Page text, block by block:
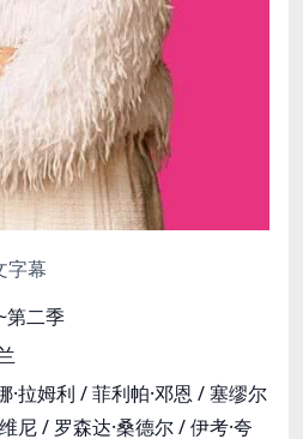
字幕
第二季
·拉姆利 / 菲利帕·邓恩 / 塞缪尔
尼 / 罗森达·桑德尔 / 伊考·夸